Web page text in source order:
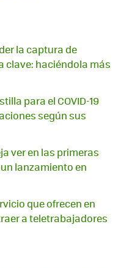
la captura de
clave: haciéndola más
para el COVID-19
según sus
ver en las primeras
lanzamiento en
que ofrecen en
a teletrabajadores